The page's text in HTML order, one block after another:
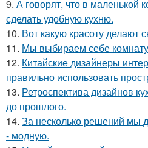
9. А говорят, что в маленькой
сделать удобную кухню.
10. Вот какую красоту делают
11. Мы выбираем себе
12. Китайские дизайнеры
правильно использовать
13. Ретроспектива дизайнов
до прошлого.
14. За несколько решений мы
- модную.